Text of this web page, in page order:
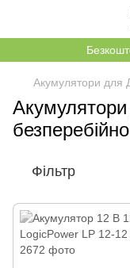
Акумулятори для
Фільтр